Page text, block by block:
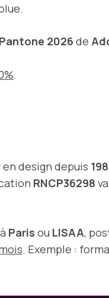
Pantone 2026 de
.
en design depuis
RNCP36298
à Paris ou LISAA,
. Exemple :